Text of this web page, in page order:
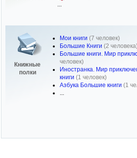
Книжные
полки
Мои книги (7 человек)
Большие Книги (2
Большие книги. Мир
человек)
Иностранка. Мир
книги (1 человек)
Азбука Большие книги (1
...